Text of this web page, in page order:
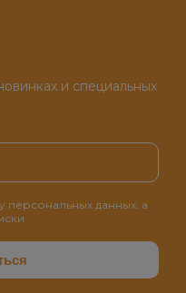
и специальных
персональных данных, а